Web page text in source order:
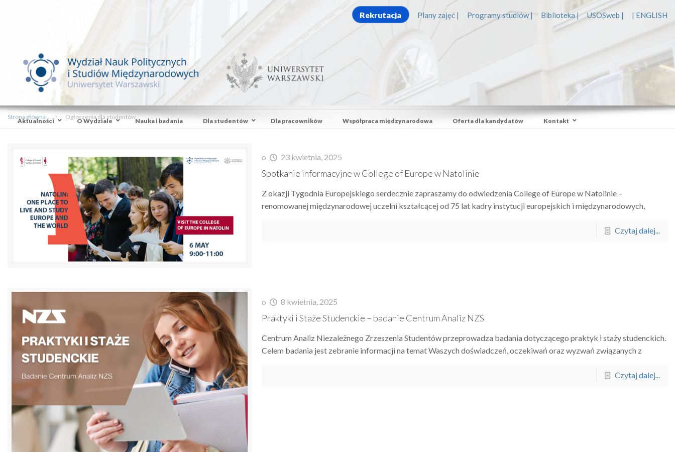
Rekrutacja Plany zajęć | Programy studiów | Biblioteka | USOSweb | | ENGLISH
Aktualności O Wydziale Nauka i badania Dla studentów Dla pracowników Współpraca międzynarodowa Oferta dla kandydatów Kontakt
Strona główna Ogłoszenia dla studentów
o 23 kwietnia, 2025
Spotkanie informacyjne w College of Europe w Natolinie
Z okazji Tygodnia Europejskiego serdecznie zapraszamy do odwiedzenia College of Europe w Natolinie –
renomowanej międzynarodowej uczelni kształcącej od 75 lat kadry instytucji europejskich i międzynarodowych,
Czytaj dalej...
o 8 kwietnia, 2025
Praktyki i Staże Studenckie – badanie Centrum Analiz NZS
Centrum Analiz Niezależnego Zrzeszenia Studentów przeprowadza badania dotyczącego praktyk i staży studenckich.
Celem badania jest zebranie informacji na temat Waszych doświadczeń, oczekiwań oraz wyzwań związanych z
Czytaj dalej...